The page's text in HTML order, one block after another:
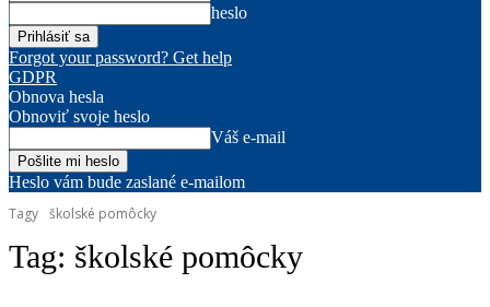
heslo
Forgot your password? Get help
GDPR
Obnova hesla
Obnoviť svoje heslo
Váš e-mail
Heslo vám bude zaslané e-mailom
Tagy školské pomôcky
Tag: školské pomôcky